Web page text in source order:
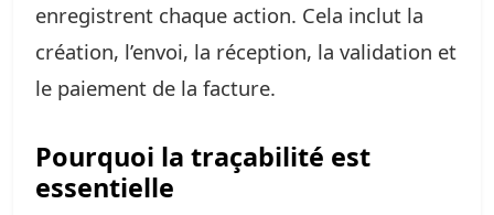
enregistrent chaque action. Cela inclut la
création, l’envoi, la réception, la validation et
le paiement de la facture.
Pourquoi la traçabilité est
essentielle